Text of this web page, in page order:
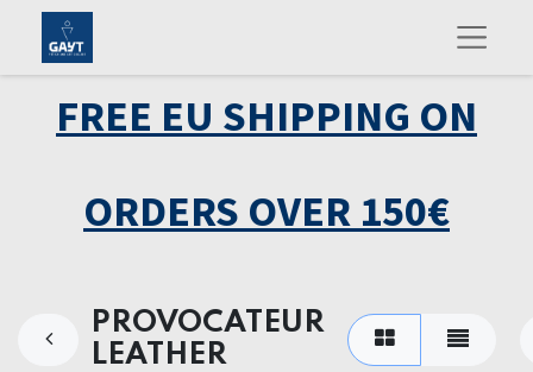
FREE EU SHIPPING ON
ORDERS OVER 150€
PROVOCATEUR
LEATHER